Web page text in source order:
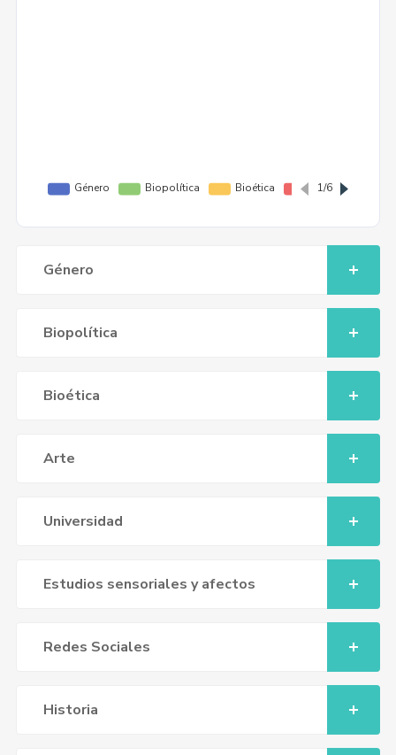
Género
Biopolítica
Bioética
Arte
Universidad
Estudios sensoriales y afectos
Redes Sociales
Historia